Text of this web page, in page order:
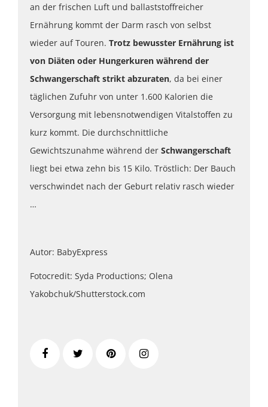
an der frischen Luft und ballaststoffreicher
Ernährung kommt der Darm rasch von selbst
wieder auf Touren. Trotz bewusster Ernährung ist
von Diäten oder Hungerkuren während der
Schwangerschaft strikt abzuraten, da bei einer
täglichen Zufuhr von unter 1.600 Kalorien die
Versorgung mit lebensnotwendigen Vitalstoffen zu
kurz kommt. Die durchschnittliche
Gewichtszunahme während der Schwangerschaft
liegt bei etwa zehn bis 15 Kilo. Tröstlich: Der Bauch
verschwindet nach der Geburt relativ rasch wieder
…
Autor: BabyExpress
Fotocredit: Syda Productions; Olena
Yakobchuk/Shutterstock.com